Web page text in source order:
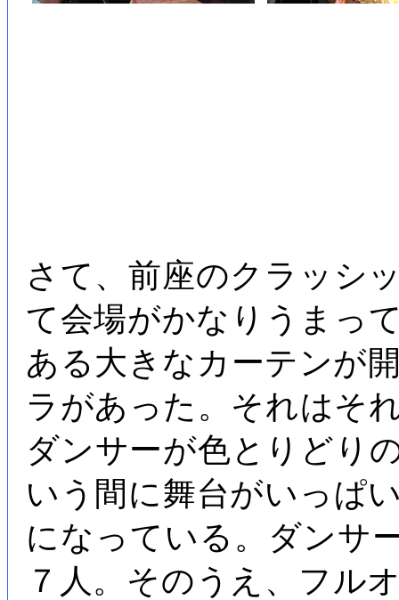
さて、前座のクラッシ
て会場がかなりうまっ
ある大きなカーテンが
ラがあった。それはそ
ダンサーが色とりどり
いう間に舞台がいっぱ
になっている。ダンサ
７人。そのうえ、フル